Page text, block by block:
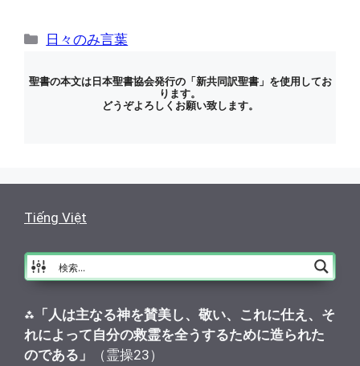
カ
ゴ
日々のみ言葉
聖書の本文は日本聖書協会発行の「新共同訳聖書」を使用してお
ります。
どうぞよろしくお願い致します。
Tiếng Việt
⁂ 「人は主なる神を賛美し、敬い、これに仕え、そ
れによって自分の救霊を全うするために造られた
のである」
（霊操23）